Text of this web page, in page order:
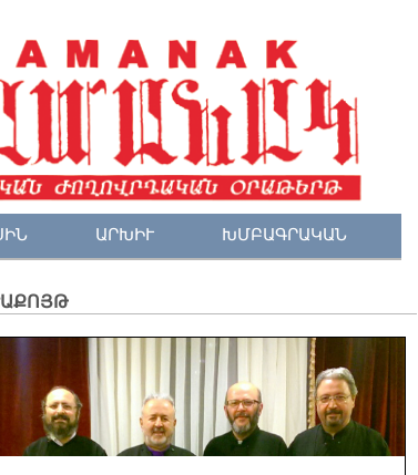
ԱՐԽԻՒ ԽՄԲԱԳՐԱԿԱՆ